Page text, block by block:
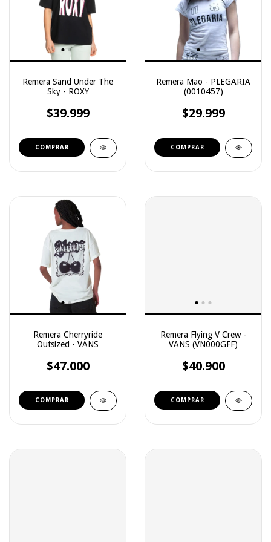
Remera Sand Under The
Sky - ROXY
$39.999
COMPRAR
Remera Mao - PLEGARIA
(0010457)
$29.999
COMPRAR
Remera Cherryride
Outsized - VANS
$47.000
COMPRAR
Remera Flying V Crew -
VANS (VN000GFF)
$40.900
COMPRAR